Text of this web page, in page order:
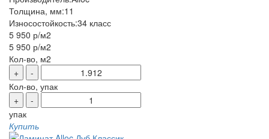
Толщина, мм:11
Износостойкость:34 класс
5 950 р/м2
5 950 р/м2
Кол-во, м2
+
-
Кол-во, упак
+
-
упак
Купить